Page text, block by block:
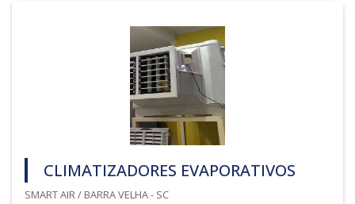
CLIMATIZADORES EVAPORATIVOS
SMART AIR / BARRA VELHA - SC